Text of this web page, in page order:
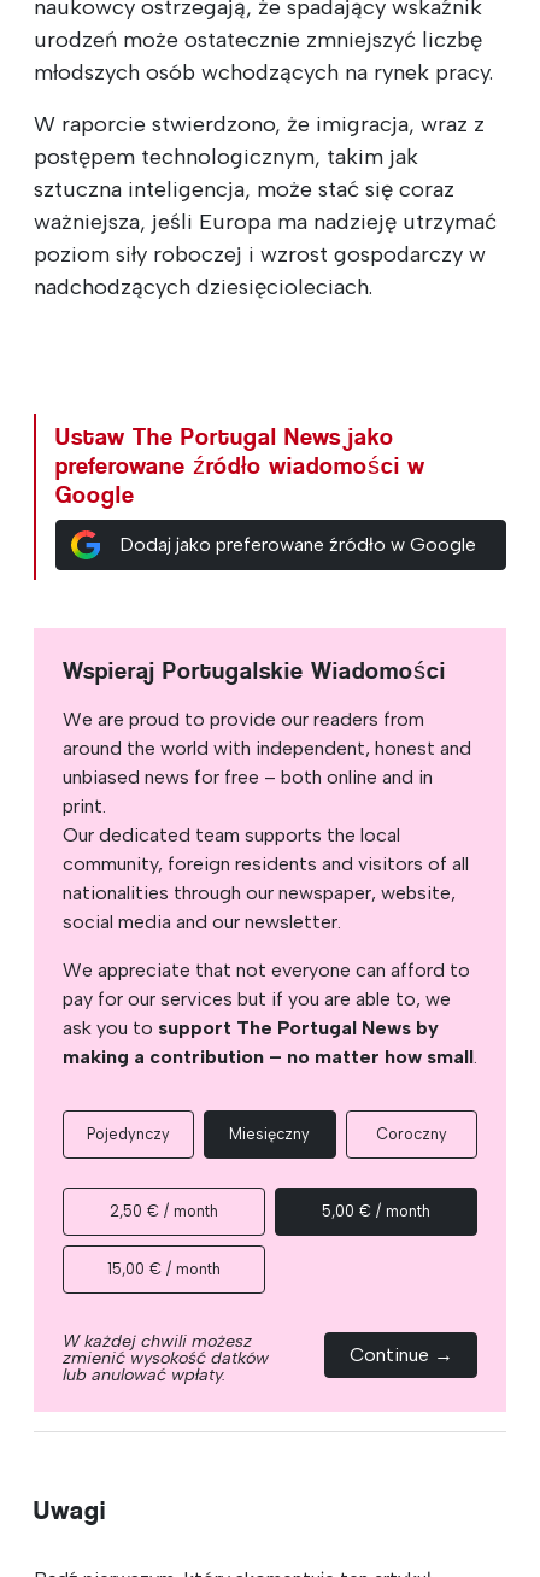
naukowcy ostrzegają, że spadający wskaźnik
urodzeń może ostatecznie zmniejszyć liczbę
młodszych osób wchodzących na rynek pracy.
W raporcie stwierdzono, że imigracja, wraz z
postępem technologicznym, takim jak
sztuczna inteligencja, może stać się coraz
ważniejsza, jeśli Europa ma nadzieję utrzymać
poziom siły roboczej i wzrost gospodarczy w
nadchodzących dziesięcioleciach.
Ustaw The Portugal News jako
preferowane źródło wiadomości w
Google
Dodaj jako preferowane źródło w Google
Wspieraj Portugalskie Wiadomości
We are proud to provide our readers from
around the world with independent, honest and
unbiased news for free – both online and in
print.
Our dedicated team supports the local
community, foreign residents and visitors of all
nationalities through our newspaper, website,
social media and our newsletter.
We appreciate that not everyone can afford to
pay for our services but if you are able to, we
ask you to support The Portugal News by
making a contribution – no matter how small.
Pojedynczy Miesięczny Coroczny
2,50 € / month 5,00 € / month
15,00 € / month
W każdej chwili możesz
zmienić wysokość datków
lub anulować wpłaty.
Continue →
Uwagi